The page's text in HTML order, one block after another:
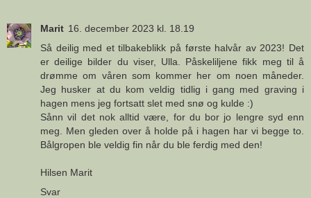
Marit 16. december 2023 kl. 18.19
Så deilig med et tilbakeblikk på første halvår av 2023! Det
er deilige bilder du viser, Ulla. Påskeliljene fikk meg til å
drømme om våren som kommer her om noen måneder.
Jeg husker at du kom veldig tidlig i gang med graving i
hagen mens jeg fortsatt slet med snø og kulde :)
Sånn vil det nok alltid være, for du bor jo lengre syd enn
meg. Men gleden over å holde på i hagen har vi begge to.
Bålgropen ble veldig fin når du ble ferdig med den!
Hilsen Marit
Svar